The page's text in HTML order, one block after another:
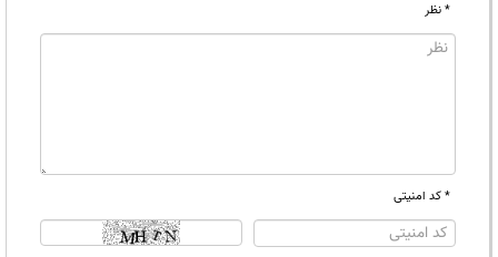
* نظر
* کد امنیتی